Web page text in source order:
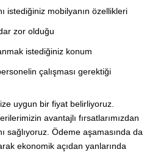
istediğiniz mobilyanın özellikleri
zor olduğu
istediğiniz konum
çalışması gerektiği
uygun bir fiyat belirliyoruz.
avantajlı fırsatlarımızdan
sağlıyoruz. Ödeme aşamasında da
ekonomik açıdan yanlarında